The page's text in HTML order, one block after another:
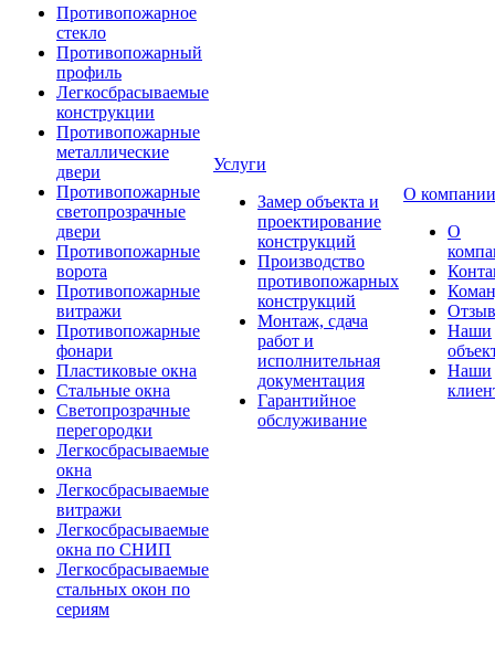
Противопожарное
стекло
Противопожарный
профиль
Легкосбрасываемые
конструкции
Противопожарные
металлические
двери
Противопожарные
светопрозрачные
двери
Противопожарные
ворота
Противопожарные
витражи
Противопожарные
фонари
Пластиковые окна
Стальные окна
Светопрозрачные
перегородки
Легкосбрасываемые
окна
Легкосбрасываемые
витражи
Легкосбрасываемые
окна по СНИП
Легкосбрасываемые
стальных окон по
сериям
Услуги
Замер объекта и
проектирование
конструкций
Производство
противопожарных
конструкций
Монтаж, сдача
работ и
исполнительная
документация
Гарантийное
обслуживание
О компании
О
Наши
Наши